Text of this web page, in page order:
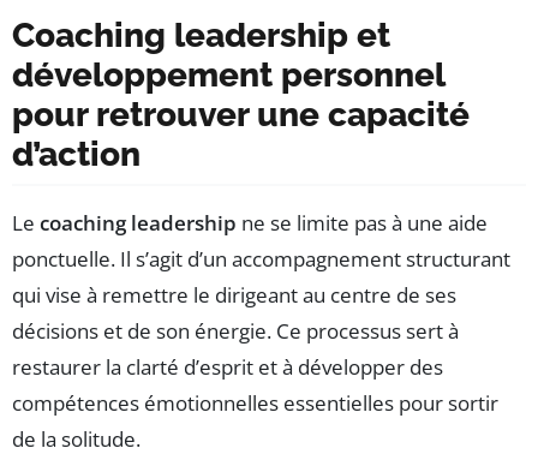
Coaching leadership et
développement personnel
pour retrouver une capacité
d’action
Le coaching leadership ne se limite pas à une aide
ponctuelle. Il s’agit d’un accompagnement structurant
qui vise à remettre le dirigeant au centre de ses
décisions et de son énergie. Ce processus sert à
restaurer la clarté d’esprit et à développer des
compétences émotionnelles essentielles pour sortir
de la solitude.